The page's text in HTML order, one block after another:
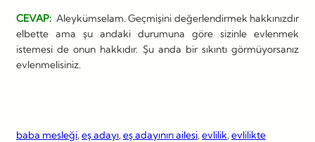
CEVAP: Aleykümselam. Geçmişini değerlendirmek hakkınızdır
elbette ama şu andaki durumuna göre sizinle evlenmek
istemesi de onun hakkıdır. Şu anda bir sıkıntı görmüyorsanız
evlenmelisiniz.
baba mesleği, eş adayı, eş adayının ailesi, evlilik, evlilikte